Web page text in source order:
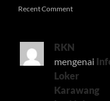
Recent Comment
RKN
mengenai
Loker
Karawang